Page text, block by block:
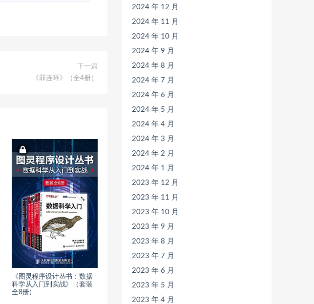
下一篇
《罪连环》（全4册）
《图灵程序设计丛书：数据
科学从入门到实战》（套装
全8册）
2024 年 12 月
2024 年 11 月
2024 年 10 月
2024 年 9 月
2024 年 8 月
2024 年 7 月
2024 年 6 月
2024 年 5 月
2024 年 4 月
2024 年 3 月
2024 年 2 月
2024 年 1 月
2023 年 12 月
2023 年 11 月
2023 年 10 月
2023 年 9 月
2023 年 8 月
2023 年 7 月
2023 年 6 月
2023 年 5 月
2023 年 4 月